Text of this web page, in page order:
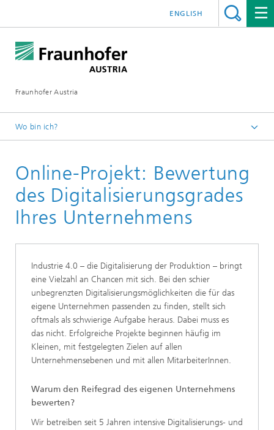
Fraunhofer Austria
ENGLISH
Wo bin ich?
Weiterbildung
Online-Projekt: Bewertung
des Digitalisierungsgrades
Ihres Unternehmens
Industrie 4.0 – die Digitalisierung der Produktion – bringt
eine Vielzahl an Chancen mit sich. Bei den schier
unbegrenzten Digitalisierungsmöglichkeiten die für das
eigene Unternehmen passenden zu finden, stellt sich
oftmals als schwierige Aufgabe heraus. Dabei muss es
das nicht. Erfolgreiche Projekte beginnen häufig im
Kleinen, mit festgelegten Zielen auf allen
Unternehmensebenen und mit allen MitarbeiterInnen.
Warum den Reifegrad des eigenen Unternehmens
bewerten?
Wir betreiben seit 5 Jahren intensive Digitalisierungs- und